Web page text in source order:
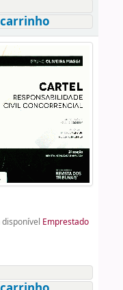
Emprestado